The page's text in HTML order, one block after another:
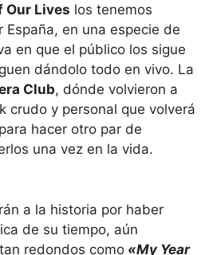
Our Lives los tenemos
España, en una especie de
en que el público los sigue
dándolo todo en vivo. La
Club, dónde volvieron a
crudo y personal que volverá
hacer otro par de
una vez en la vida.
a la historia por haber
de su tiempo, aún
redondos como «My Year